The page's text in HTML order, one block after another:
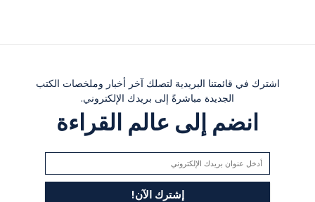
اشترك في قائمتنا البريدية لتصلك آخر أخبار وملخصات الكتب
الجديدة مباشرةً إلى بريدك الإلكتروني.
انضم إلى عالم القراءة